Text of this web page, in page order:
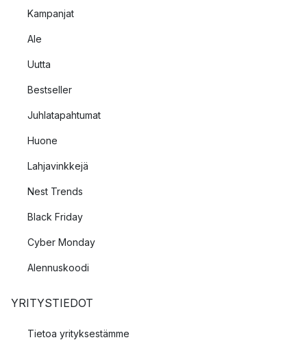
Kampanjat
Ale
Uutta
Bestseller
Juhlatapahtumat
Huone
Lahjavinkkejä
Nest Trends
Black Friday
Cyber Monday
Alennuskoodi
YRITYSTIEDOT
Tietoa yrityksestämme